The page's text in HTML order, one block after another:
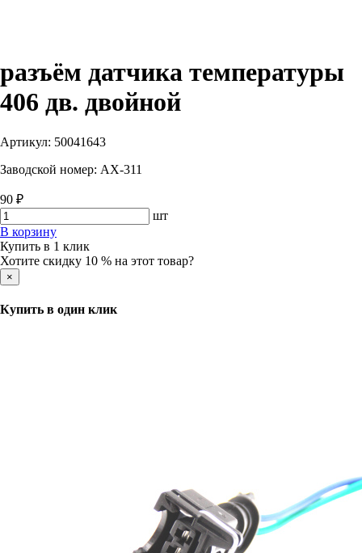
разъём датчика температуры
406 дв. двойной
Артикул: 50041643
Заводской номер: АХ-311
90 ₽
шт
В корзину
Купить в 1 клик
Хотите скидку 10 % на этот товар?
×
Купить в один клик